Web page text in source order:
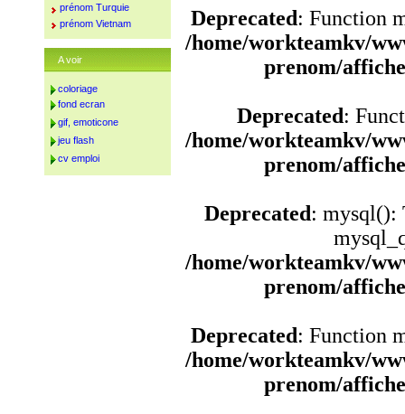
Deprecated: Function
/home/workteamkv/
prenom/
Deprecated:
/home/workteamkv/
prenom/
Deprecated: mysql():
/home/workteamkv/
prenom/
Deprecated: Function
/home/workteamkv/
prenom/
prénom Turquie
prénom Vietnam
A voir
coloriage
fond ecran
gif, emoticone
jeu flash
cv emploi